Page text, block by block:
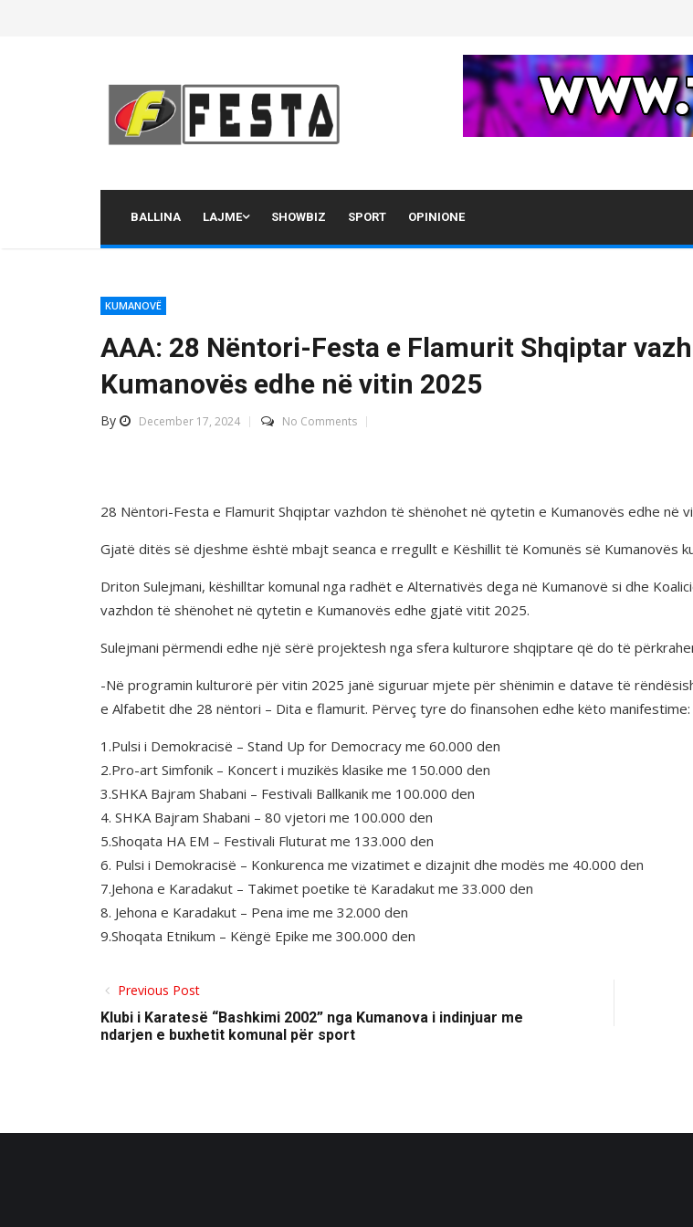
BALLINA LAJME SHOWBIZ SPORT OPINIONE
KUMANOVË
AAA: 28 Nëntori-Festa e Flamurit Shqiptar
Kumanovës edhe në vitin 2025
By December 17, 2024 No Comments
28 Nëntori-Festa e Flamurit Shqiptar vazhdon të shënohet në qytetin e Kumanovës edhe në
Gjatë ditës së djeshme është mbajt seanca e rregullt e Këshillit të Komunës së Kumanovës
Driton Sulejmani, këshilltar komunal nga radhët e Alternativës dega në Kumanovë si dhe
vazhdon të shënohet në qytetin e Kumanovës edhe gjatë vitit 2025.
Sulejmani përmendi edhe një sërë projektesh nga sfera kulturore shqiptare që do të
-Në programin kulturorë për vitin 2025 janë siguruar mjete për shënimin e datave të
e Alfabetit dhe 28 nëntori – Dita e flamurit. Përveç tyre do finansohen edhe këto manifestime:
1.Pulsi i Demokracisë – Stand Up for Democracy me 60.000 den
2.Pro-art Simfonik – Koncert i muzikës klasike me 150.000 den
3.SHKA Bajram Shabani – Festivali Ballkanik me 100.000 den
4. SHKA Bajram Shabani – 80 vjetori me 100.000 den
5.Shoqata HA EM – Festivali Fluturat me 133.000 den
6. Pulsi i Demokracisë – Konkurenca me vizatimet e dizajnit dhe modës me 40.000 den
7.Jehona e Karadakut – Takimet poetike të Karadakut me 33.000 den
8. Jehona e Karadakut – Pena ime me 32.000 den
9.Shoqata Etnikum – Këngë Epike me 300.000 den
Previous Post
Klubi i Karatesë “Bashkimi 2002” nga Kumanova i indinjuar me
ndarjen e buxhetit komunal për sport